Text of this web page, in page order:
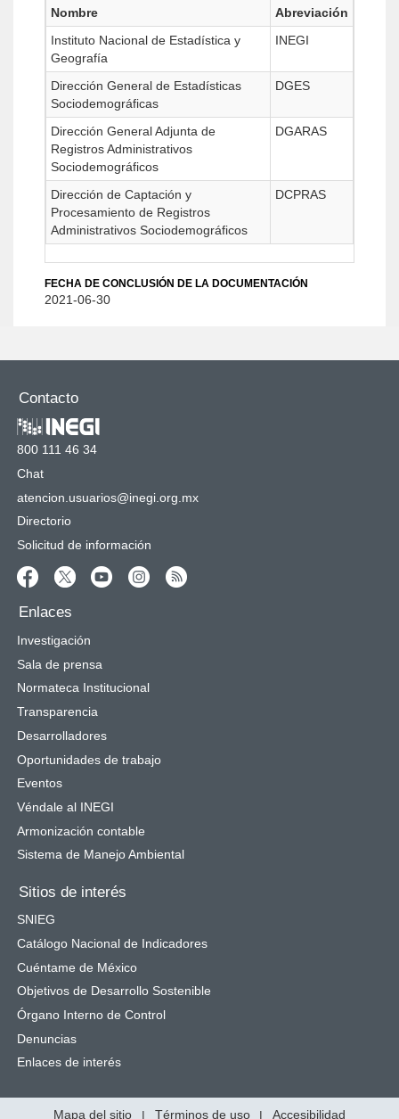
Nombre
Abreviación
Instituto Nacional de Estadística y
Geografía
INEGI
Dirección General de Estadísticas
Sociodemográficas
DGES
Dirección General Adjunta de
Registros Administrativos
Sociodemográficos
DGARAS
Dirección de Captación y
Procesamiento de Registros
Administrativos Sociodemográficos
DCPRAS
FECHA DE CONCLUSIÓN DE LA DOCUMENTACIÓN
2021-06-30
Contacto
800 111 46 34
Chat
atencion.usuarios@inegi.org.mx
Directorio
Solicitud de información
Enlaces
Investigación
Sala de prensa
Normateca Institucional
Transparencia
Desarrolladores
Oportunidades de trabajo
Eventos
Véndale al INEGI
Armonización contable
Sistema de Manejo Ambiental
Sitios de interés
SNIEG
Catálogo Nacional de Indicadores
Cuéntame de México
Objetivos de Desarrollo Sostenible
Órgano Interno de Control
Denuncias
Enlaces de interés
Mapa del sitio | Términos de uso | Accesibilidad